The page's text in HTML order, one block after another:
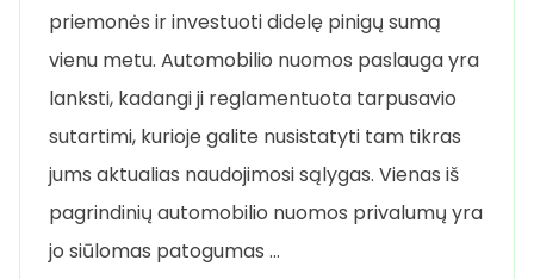
priemonės ir investuoti didelę pinigų sumą
vienu metu. Automobilio nuomos paslauga yra
lanksti, kadangi ji reglamentuota tarpusavio
sutartimi, kurioje galite nusistatyti tam tikras
jums aktualias naudojimosi sąlygas. Vienas iš
pagrindinių automobilio nuomos privalumų yra
jo siūlomas patogumas …